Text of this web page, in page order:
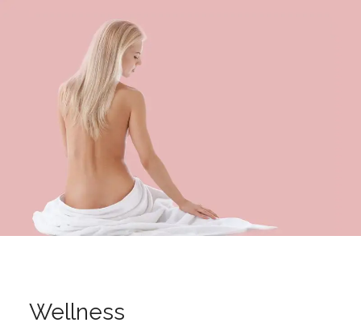
Wellness